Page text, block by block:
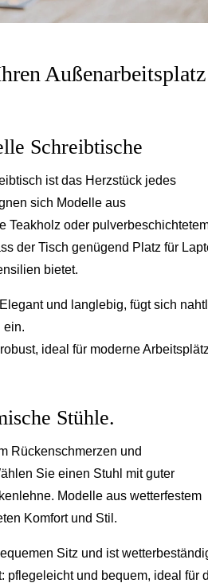
Außenarbeitsplatz
Schreibtische
ist das Herzstück jedes
sich Modelle aus
Teakholz oder
der Tisch genügend Platz für
bietet.
und langlebig, fügt sich
ein.
ideal für moderne
Stühle.
Rückenschmerzen und
Sie einen Stuhl mit guter
Modelle aus wetterfestem
Komfort und Stil.
Sitz und ist
pflegeleicht und bequem, ideal für